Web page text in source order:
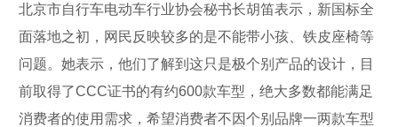
北京市自行车电动车行业协会秘书长胡笛表示，新国标全
面落地之初，网民反映较多的是不能带小孩、铁皮座椅等
问题。她表示，他们了解到这只是极个别产品的设计，目
前取得了CCC证书的有约600款车型，绝大多数都能满足
消费者的使用需求，希望消费者不因个别品牌一两款车型